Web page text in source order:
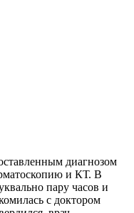
диагнозом
и КТ. В
пару часов и
с доктором